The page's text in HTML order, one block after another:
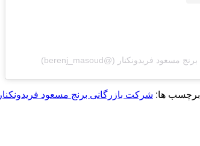
برچسب ها: شرکت بازرگانی برنج مسعود فریدونکنار